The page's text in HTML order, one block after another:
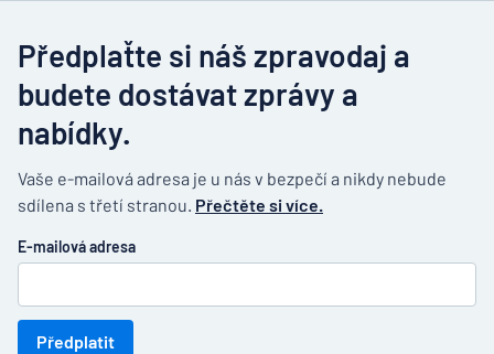
Předplaťte si náš zpravodaj a
budete dostávat zprávy a
nabídky.
Vaše e-mailová adresa je u nás v bezpečí a nikdy nebude
sdílena s třetí stranou. Přečtěte si více.
E-mailová adresa
Předplatit